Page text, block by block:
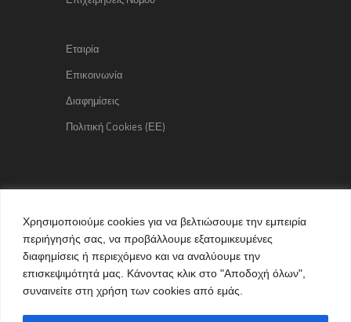
Χρησιμοποιούμε cookies για να βελτιώσουμε την εμπειρία
περιήγησής σας, να προβάλλουμε εξατομικευμένες
διαφημίσεις ή περιεχόμενο και να αναλύουμε την
επισκεψιμότητά μας. Κάνοντας κλικ στο "Αποδοχή όλων",
συναινείτε στη χρήση των cookies από εμάς.
Εταιρία
Επικοινωνία
Διαφημίσεις
Πολιτική Cookies (ΕΕ)
Copyright © 2015 kozaniLife.gr
All Rights reserved
Internet Services & Advertisement
by kozaniLife.gr